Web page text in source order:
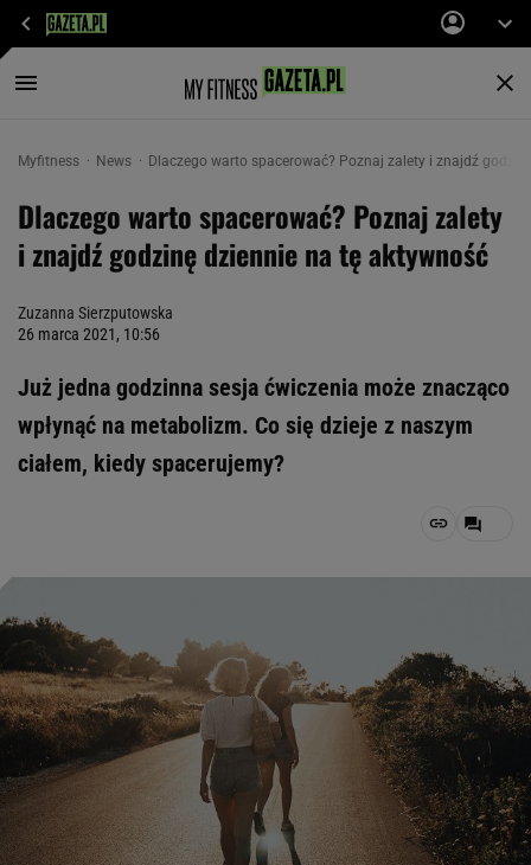
Myfitness News Dlaczego warto spacerować? Poznaj zalety i znajdź
Dlaczego warto spacerować? Poznaj zalety
i znajdź godzinę dziennie na tę aktywność
Zuzanna Sierzputowska
26 marca 2021, 10:56
Już jedna godzinna sesja ćwiczenia może znacząco
wpłynąć na metabolizm. Co się dzieje z naszym
ciałem, kiedy spacerujemy?